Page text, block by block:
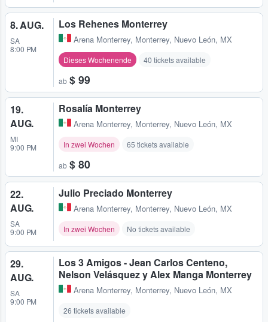
8. AUG.
SA
8:00 PM
Los Rehenes Monterrey
Arena Monterrey, Monterrey, Nuevo León, MX
Dieses Wochenende 40 tickets available
ab $ 99
19.
AUG.
MI
9:00 PM
Rosalía Monterrey
Arena Monterrey, Monterrey, Nuevo León, MX
In zwei Wochen 65 tickets available
ab $ 80
22.
AUG.
SA
9:00 PM
Julio Preciado Monterrey
Arena Monterrey, Monterrey, Nuevo León, MX
In zwei Wochen No tickets available
29.
AUG.
SA
9:00 PM
Los 3 Amigos - Jean Carlos Centeno,
Nelson Velásquez y Alex Manga Monterrey
Arena Monterrey, Monterrey, Nuevo León, MX
26 tickets available